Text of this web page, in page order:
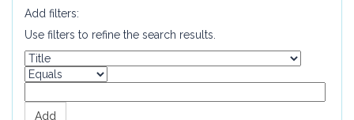
Add filters:
Use filters to refine the search results.